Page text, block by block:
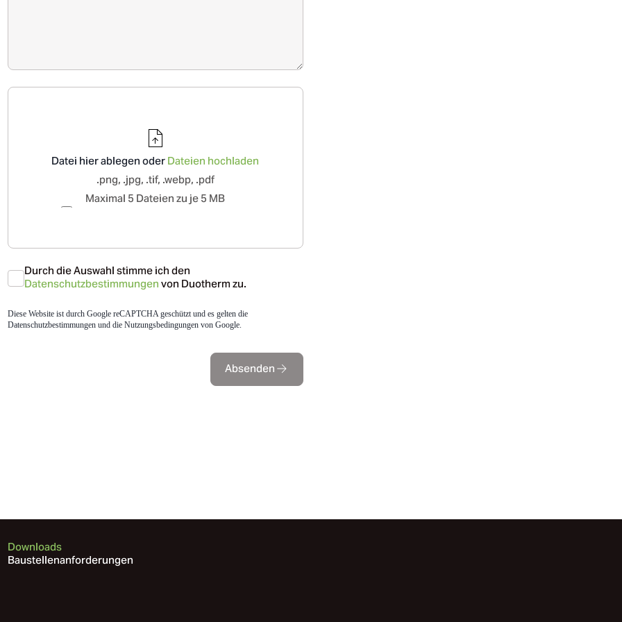
Datei hier ablegen oderDateien hochladen
.png, .jpg, .tif, .webp, .pdf
Maximal 5 Dateien zu je 5 MB
Durch die Auswahl stimme ich den
Datenschutzbestimmungenvon Duotherm zu.
Diese Website ist durch Google reCAPTCHA geschützt und es gelten die
Datenschutzbestimmungen und die Nutzungsbedingungen von Google.
Absenden
Downloads
Baustellenanforderungen